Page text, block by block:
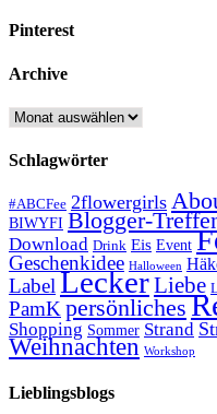
Pinterest
Archive
Archive
Schlagwörter
#ABCFee 2flowergirls
BIWYFI Blogger-
Download Drink Eis Event
Geschenkidee Halloween
LabelLeckerLiebe
PamKpersönliches
Shopping Sommer Strand
Weihnachten Workshop
Lieblingsblogs